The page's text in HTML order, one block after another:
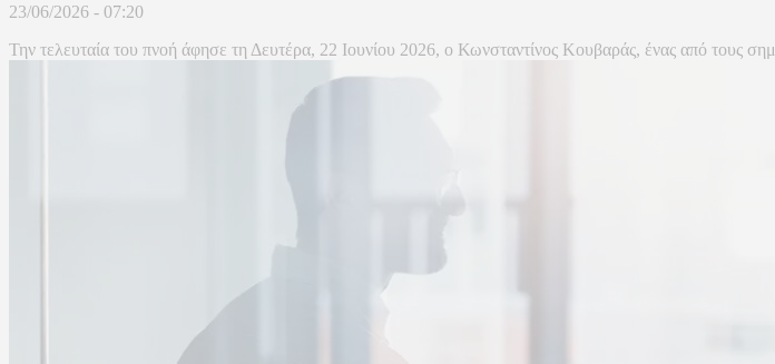
23/06/2026 - 07:20
Την τελευταία του πνοή άφησε τη Δευτέρα, 22 Ιουνίου 2026, ο Κωνσταντίνος Κουβαράς, ένας από τους